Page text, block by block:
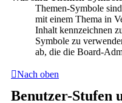
Themen-Symbole
mit einem Thema in
Inhalt kennzeichnen
Symbole zu
ab, die die Board-
Nach oben
Benutzer-Stufen